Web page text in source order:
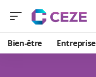
Bien-être Entreprise